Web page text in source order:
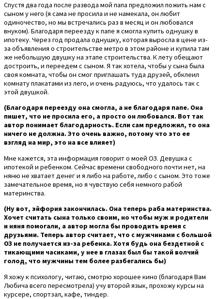
Спустя два года после развода мой папа предложил пожить нам с
сыном у него (я сама не просила и не намекала, он любит
одиночество, но мы встречались раз в месяц и он любовался
внуком). Благодаря переезду к папе я смогла купить однушку в
ипотеку. Через год продала однушку, которая выросла в цене из-
за объявления о строительстве метро в этом районе и купила там
же небольшую двушку на этапе строительства. К лету обещают
достроить, и переедем с сыном. Я так хотела, чтобы у сына была
своя комната, чтобы он смог приглашать туда друзей, обклеил
комнату плакатами из лего, и очень радуюсь, что удалось так с
этой двушкой.
(Благодаря переезду она смогла, а не благодаря папе. Она
пишет, что не просила его, а просто он любовался. Вот так
автор понимает благодарность. Если сам предложил, то она
ничего не должна. Это очень важно, потому что это ее
взгляд на мир, это на все влияет)
Мне кажется, эта информация говорит о моей ОЗ. Девушка с
ипотекой и ребенком. Сейчас времени свободного почти нет, на
няню не хватает денег и я либо на работе, либо с сыном. Это тоже
замечательное время, но я чувствую себя немного рабой
материнства.
(Ну вот, эйфория закончилась. Она теперь раба материнства.
Хочет считать сына только своим, но чтобы муж и родители
и няня помогали, а автор могла бы проводить время с
друзьями. Теперь автор считает, что с мужчинами с большой
ОЗ не получается из-за ребенка. Хотя будь она бездетной с
тикающими часиками, у нее в глазах был бы такой волчий
голод, что мужчины тем более разбегались бы)
Я хожу к психологу, читаю, смотрю хорошее кино (благодаря Вам
Любича всего пересмотрела) учу второй язык, прохожу курсы на
курсере, спортзал, кафе, тиндер.